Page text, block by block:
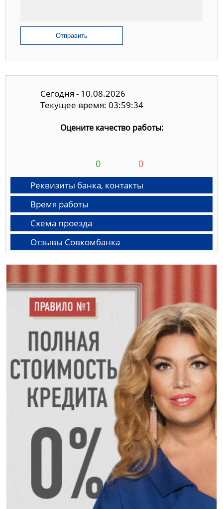
Отправить
Сегодня - 10.08.2026
Текущее время: 03:59:35
Оцените качество работы:
0 0
Реквизиты банка, контакты
Время работы
Схема проезда
Отзывы Совкомбанка